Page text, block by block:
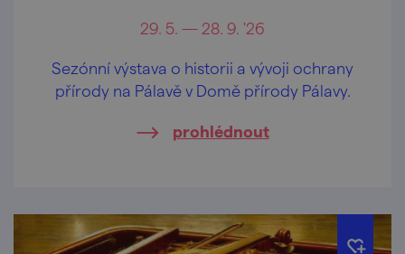
29. 5. — 28. 9. '26
Sezónní výstava o historii a vývoji ochrany
přírody na Pálavě v Domě přírody Pálavy.
prohlédnout